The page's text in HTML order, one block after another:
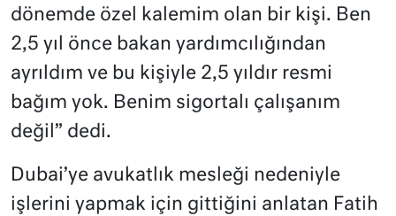
dönemde özel kalemim olan bir kişi. Ben
2,5 yıl önce bakan yardımcılığından
ayrıldım ve bu kişiyle 2,5 yıldır resmi
bağım yok. Benim sigortalı çalışanım
değil” dedi.
Dubai’ye avukatlık mesleği nedeniyle
işlerini yapmak için gittiğini anlatan Fatih